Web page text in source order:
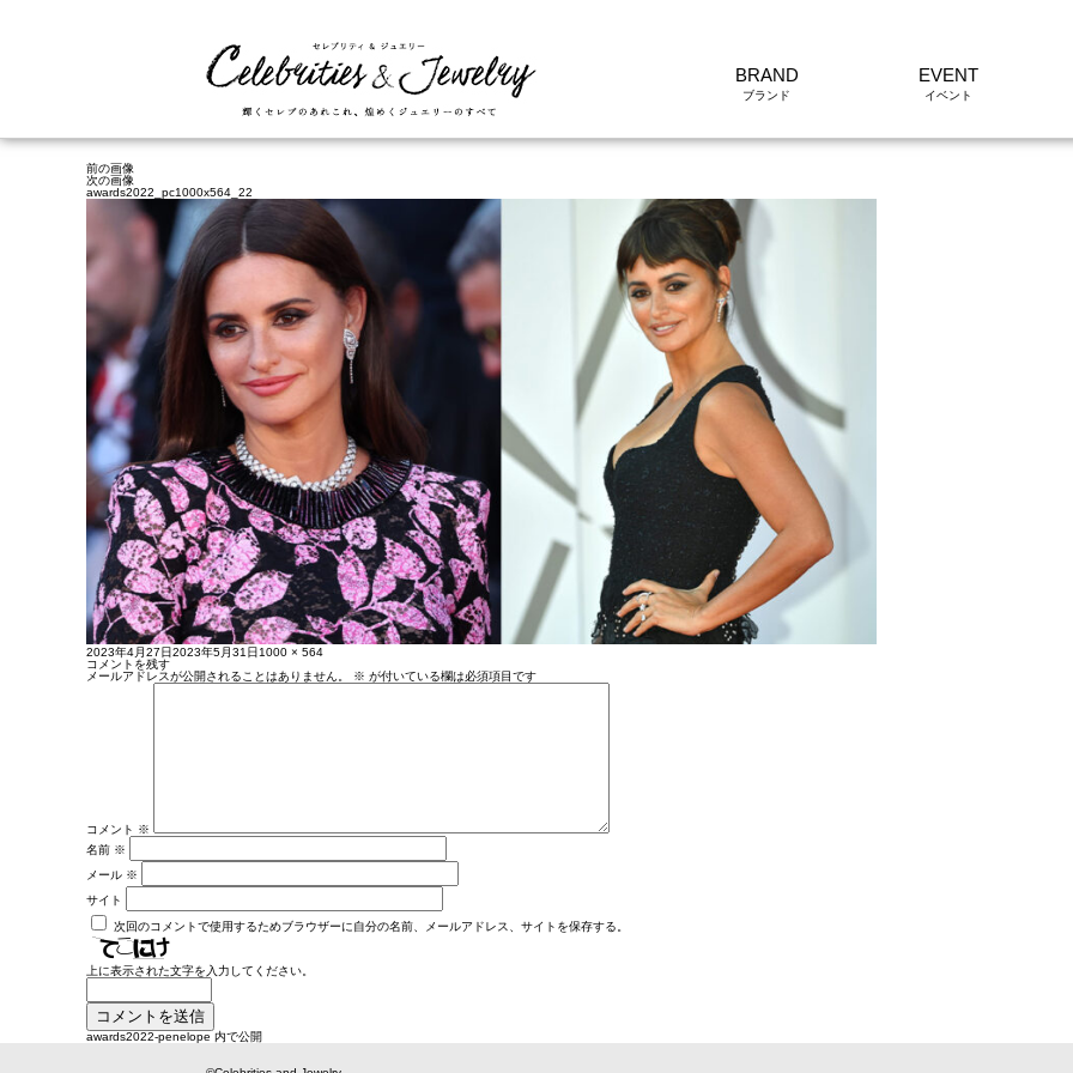
BRAND EVENT
前の画像
次の画像
awards2022_pc1000x564_22
投
稿
日:
2023年4月27日2023年5月31日 フ
サ
イ
1000 × 564
コメントを残す
メールアドレスが公開されることはありません。
※ が付いている欄は必須項目です
コメント ※
名前 ※
メール ※
サイト
次回のコメントで使用するためブラウザーに自分の名前、メールアドレス、サイトを保存する。
上に表示された文字を入力してください。
投
awards2022-penelope 内で公開